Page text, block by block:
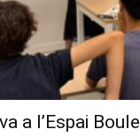
a l’Espai Boule